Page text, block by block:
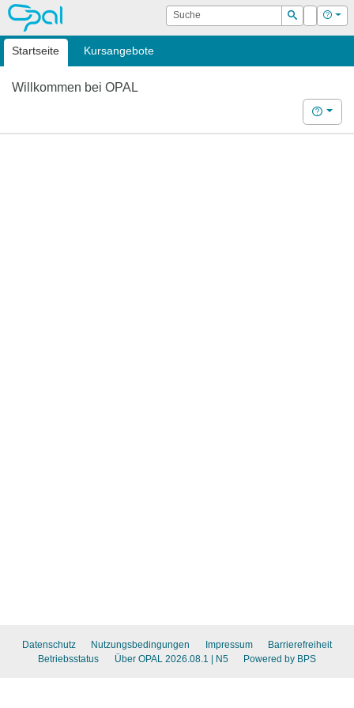
OPAL Suche
Suchen
Login Hilfe
Startseite Kursangebote
Willkommen bei OPAL
Hilfe
Datenschutz Nutzungsbedingungen Impressum
Barrierefreiheit
Betriebsstatus
Über OPAL 2026.08.1 | N5 Powered by BPS